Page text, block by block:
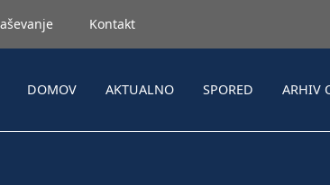
Kontakt
DOMOV AKTUALNO SPORED ARHIV